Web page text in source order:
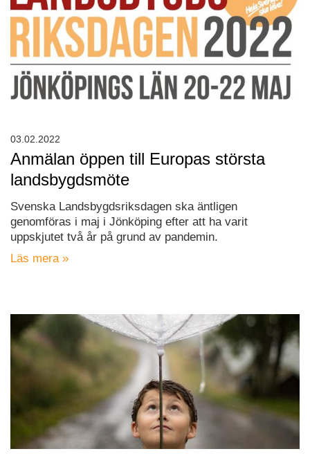
Anmälan öppen till Europas största
landsbygdsmöte
Svenska Landsbygdsriksdagen ska äntligen
genomföras i maj i Jönköping efter att ha varit
uppskjutet två år på grund av pandemin.
Läs mera »
03.02.2022